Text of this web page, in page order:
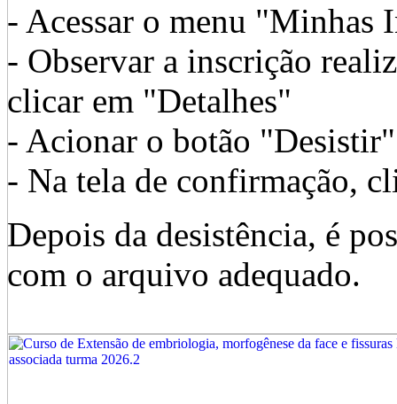
- Acessar o menu "Minhas
- Observar a inscrição
clicar em "Detalhes"
- Acionar o botão "Desistir"
- Na tela de confirmação,
Depois da desistência, é
com o arquivo adequado.